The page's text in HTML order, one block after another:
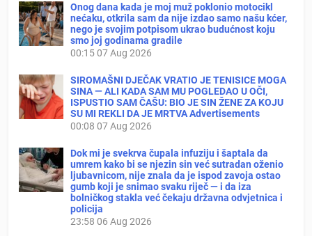
Onog dana kada je moj muž poklonio motocikl
nećaku, otkrila sam da nije izdao samo našu kćer,
nego je svojim potpisom ukrao budućnost koju
smo joj godinama gradile
00:1507 Aug 2026
SIROMAŠNI DJEČAK VRATIO JE TENISICE MOGA
SINA — ALI KADA SAM MU POGLEDAO U OČI,
ISPUSTIO SAM ČAŠU: BIO JE SIN ŽENE ZA KOJU
SU MI REKLI DA JE MRTVA Advertisements
00:08 07 Aug 2026
Dok mi je svekrva čupala infuziju i šaptala da
umrem kako bi se njezin sin već sutradan oženio
ljubavnicom, nije znala da je ispod zavoja ostao
gumb koji je snimao svaku riječ — i da iza
bolničkog stakla već čekaju državna odvjetnica i
policija
23:58 06 Aug 2026